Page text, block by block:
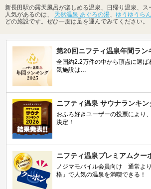
新長田駅の露天風呂が楽しめる温泉、日帰り温泉、ス
人気があるのは、 天然温泉 あぐろの湯、 ゆうゆうら
どの施設です。ぜひ一度は足を運んでみてください。
第20回ニフティ温泉年間ラン
全国約2.2万件の中から頂点に選ば
気施設は…
ニフティ温泉 サウナランキ
おふろ好きユーザーの投票により
決定！
ニフティ温泉プレミアムクー
ノジマモバイル会員向け 通常よ
格」で人気の温泉を満喫できる！